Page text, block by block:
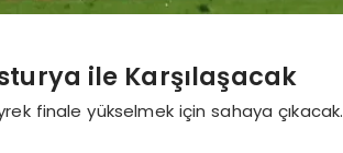
ile Karşılaşacak
finale yükselmek için sahaya çıkacak.